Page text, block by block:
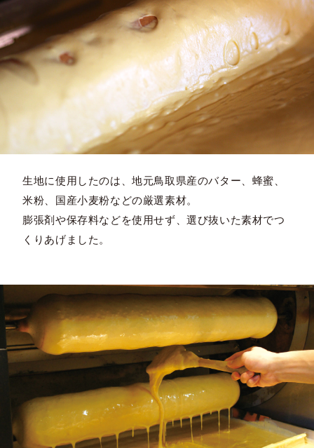
生地に使用したのは、地元鳥取県産のバター、蜂蜜、
米粉、国産小麦粉などの厳選素材。
膨張剤や保存料などを使用せず、選び抜いた素材でつ
くりあげました。